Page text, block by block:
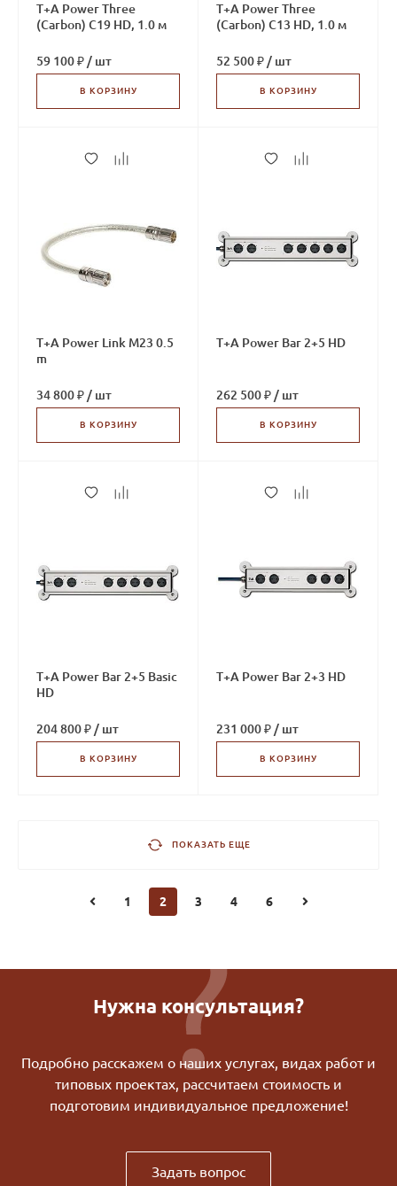
T+A Power Three
(Carbon) C19 HD, 1.0 м
59 100 ₽ / шт
В КОРЗИНУ
T+A Power Three
(Carbon) C13 HD, 1.0 м
52 500 ₽ / шт
В КОРЗИНУ
T+A Power Link M23 0.5
m
34 800 ₽ / шт
В КОРЗИНУ
T+A Power Bar 2+5 HD
262 500 ₽ / шт
В КОРЗИНУ
T+A Power Bar 2+5 Basic
HD
204 800 ₽ / шт
В КОРЗИНУ
T+A Power Bar 2+3 HD
231 000 ₽ / шт
В КОРЗИНУ
ПОКАЗАТЬ ЕЩЕ
1 2 3 4 6
Нужна консультация?
Подробно расскажем о наших услугах, видах работ и
типовых проектах, рассчитаем стоимость и
подготовим индивидуальное предложение!
Задать вопрос